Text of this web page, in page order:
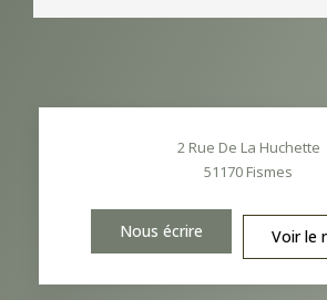
2 Rue De La Huchette
51170 Fismes
Nous écrire Voir le